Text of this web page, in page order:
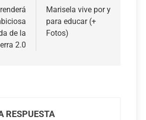
de la
2.0
Marisela vive por y
para educar (+
Fotos)
RESPUESTA